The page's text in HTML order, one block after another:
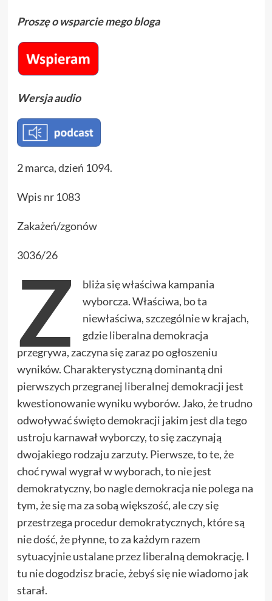
Proszę o wsparcie mego bloga
Wersja audio
2 marca, dzień 1094.
Wpis nr 1083
Zakażeń/zgonów
3036/26
Z
bliża się właściwa kampania
wyborcza. Właściwa, bo ta
niewłaściwa, szczególnie w krajach,
gdzie liberalna demokracja
przegrywa, zaczyna się zaraz po ogłoszeniu
wyników. Charakterystyczną dominantą dni
pierwszych przegranej liberalnej demokracji jest
kwestionowanie wyniku wyborów. Jako, że trudno
odwoływać święto demokracji jakim jest dla tego
ustroju karnawał wyborczy, to się zaczynają
dwojakiego rodzaju zarzuty. Pierwsze, to te, że
choć rywal wygrał w wyborach, to nie jest
demokratyczny, bo nagle demokracja nie polega na
tym, że się ma za sobą większość, ale czy się
przestrzega procedur demokratycznych, które są
nie dość, że płynne, to za każdym razem
sytuacyjnie ustalane przez liberalną demokrację. I
tu nie dogodzisz bracie, żebyś się nie wiadomo jak
starał.